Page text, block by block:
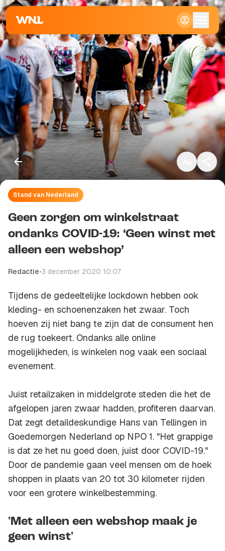
Klein
Standaard
Groot
Stand van Nederland
Geen zorgen om winkelstraat
ondanks COVID-19: ‘Geen winst met
alleen een webshop’
Redactie•3 december 2020 10:07
Tijdens de gedeeltelijke lockdown hebben ook
kleding- en schoenenzaken het zwaar. Toch
hoeven zij niet bang te zijn dat de consument hen
de rug toekeert. Ondanks alle online
mogelijkheden, is winkelen nog vaak een sociaal
evenement.
Juist retailzaken in middelgrote steden die het de
afgelopen jaren zwaar hadden, profiteren daarvan.
Dat zegt detaildeskundige Hans van Tellingen in
Goedemorgen Nederland op NPO 1. "Het grappige
is dat ze het nu goed doen, juist door COVID-19."
Door de pandemie gaan veel mensen om de hoek
shoppen in plaats van 20 tot 30 kilometer rijden
voor een grotere winkelbestemming.
'Met alleen een webshop maak je
geen winst'